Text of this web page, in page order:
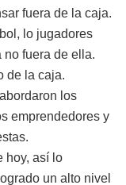
fuera de la caja.
lo jugadores
no fuera de ella.
de la caja.
los
emprendedores y
hoy, así lo
un alto nivel